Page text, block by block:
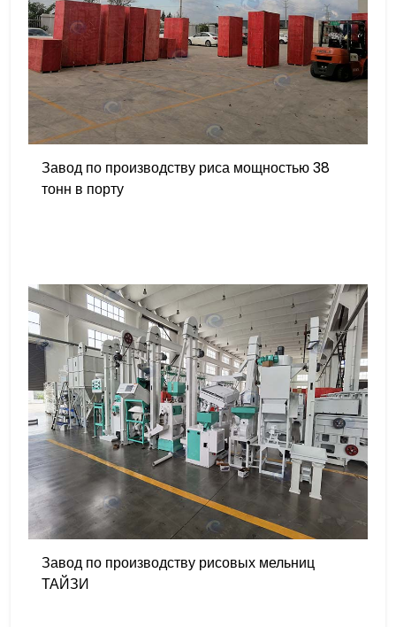
Завод по производству риса мощностью 38
тонн в порту
Завод по производству рисовых мельниц
ТАЙЗИ